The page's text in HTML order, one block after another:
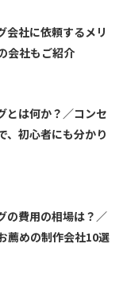
会社に依頼するメリ
会社もご紹介
とは何か？／コンセ
、初心者にも分かり
の費用の相場は？／
めの制作会社10選